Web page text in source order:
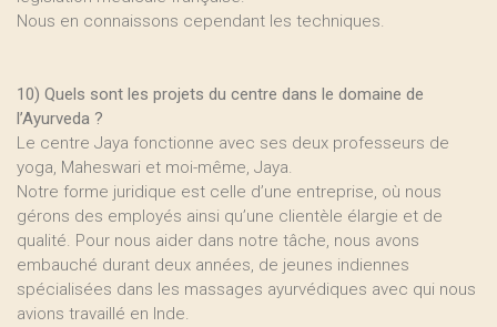
Nous en connaissons cependant les techniques.
10) Quels sont les projets du centre dans le domaine de
l’Ayurveda ?
Le centre Jaya fonctionne avec ses deux professeurs de
yoga, Maheswari et moi-même, Jaya.
Notre forme juridique est celle d’une entreprise, où nous
gérons des employés ainsi qu’une clientèle élargie et de
qualité. Pour nous aider dans notre tâche, nous avons
embauché durant deux années, de jeunes indiennes
spécialisées dans les massages ayurvédiques avec qui nous
avions travaillé en Inde.